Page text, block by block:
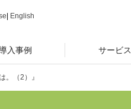
English
入事例 サービス
。（2）』